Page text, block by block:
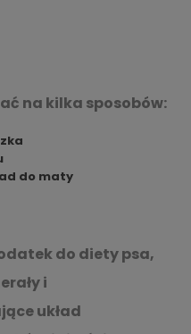
na kilka sposobów:
do maty
do diety psa,
i
układ